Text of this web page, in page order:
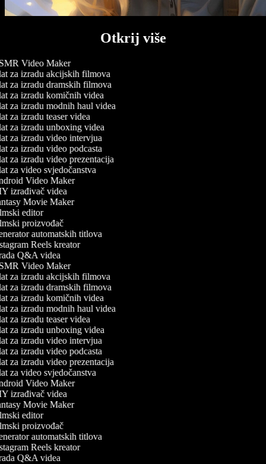
Otkrij više
Video Maker
za izradu akcijskih filmova
za izradu dramskih filmova
za izradu komičnih videa
za izradu modnih haul videa
za izradu teaser videa
za izradu unboxing videa
za izradu video intervjua
za izradu video podcasta
za izradu video prezentacija
za video svjedočanstva
Video Maker
izrađivač videa
Movie Maker
editor
proizvođač
automatskih titlova
Reels kreator
Q&A videa
Video Maker
za izradu akcijskih filmova
za izradu dramskih filmova
za izradu komičnih videa
za izradu modnih haul videa
za izradu teaser videa
za izradu unboxing videa
za izradu video intervjua
za izradu video podcasta
za izradu video prezentacija
za video svjedočanstva
Video Maker
izrađivač videa
Movie Maker
editor
proizvođač
automatskih titlova
Reels kreator
Q&A videa